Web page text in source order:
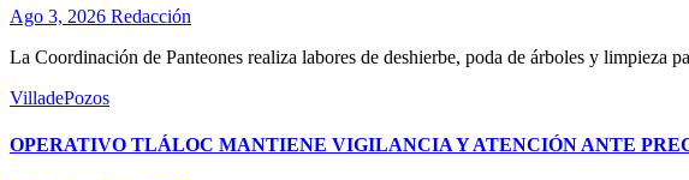
Ago 3, 2026 Redacción
La Coordinación de Panteones realiza labores de deshierbe, poda de árboles y limpieza
VilladePozos
OPERATIVO TLÁLOC MANTIENE VIGILANCIA Y ATENCIÓN ANTE